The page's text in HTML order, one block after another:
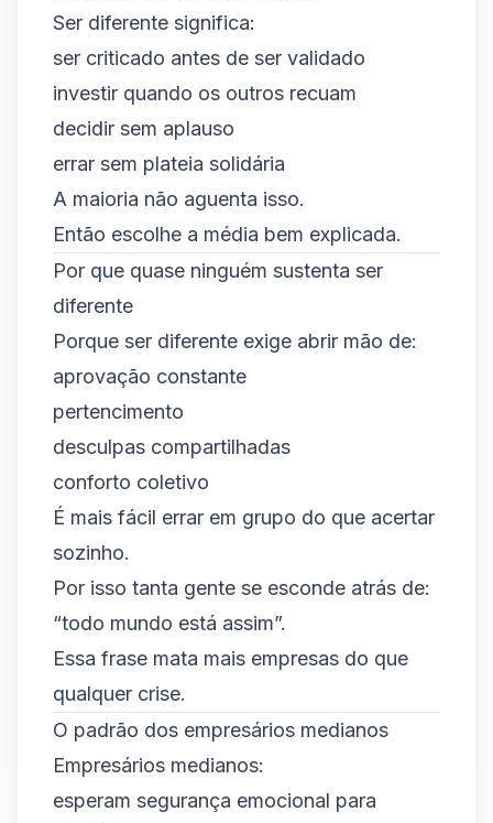
Ser diferente significa:
ser criticado antes de ser validado
investir quando os outros recuam
decidir sem aplauso
errar sem plateia solidária
A maioria não aguenta isso.
Então escolhe a média bem explicada.
Por que quase ninguém sustenta ser
diferente
Porque ser diferente exige abrir mão de:
aprovação constante
pertencimento
desculpas compartilhadas
conforto coletivo
É mais fácil errar em grupo do que acertar
sozinho.
Por isso tanta gente se esconde atrás de:
“todo mundo está assim”.
Essa frase mata mais empresas do que
qualquer crise.
O padrão dos empresários medianos
Empresários medianos:
esperam segurança emocional para